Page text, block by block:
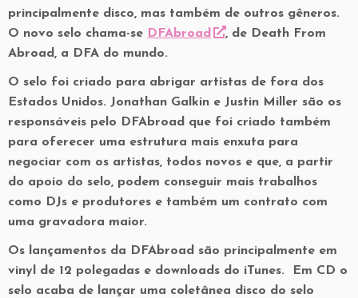
principalmente disco, mas também de outros gêneros.
O novo selo chama-se DFAbroad
, de Death From
Abroad, a DFA do mundo.
O selo foi criado para abrigar artistas de fora dos
Estados Unidos. Jonathan Galkin e Justin Miller são os
responsáveis pelo DFAbroad que foi criado também
para oferecer uma estrutura mais enxuta para
negociar com os artistas, todos novos e que, a partir
do apoio do selo, podem conseguir mais trabalhos
como DJs e produtores e também um contrato com
uma gravadora maior.
Os lançamentos da DFAbroad são principalmente em
vinyl de 12 polegadas e downloads do iTunes. Em CD o
selo acaba de lançar uma coletânea disco do selo